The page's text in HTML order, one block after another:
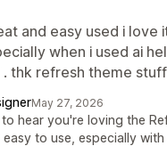
and easy used i love
when i used ai
thk refresh theme
May 27, 2026
hear you're loving the
to use, especially with